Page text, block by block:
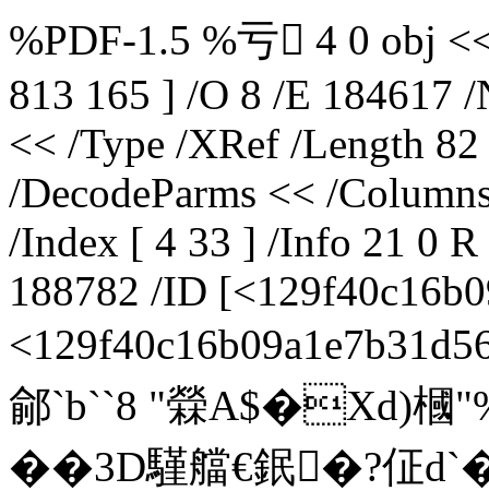
%PDF-1.5 %亏 4 0 obj
813 165 ] /O 8 /E 184617
<< /Type /XRef /Length
/DecodeParms << /
/Index [ 4 33 ] /Info 21 0 R
188782 /ID
鄃`b``8 "檾A$�Xd)槶
��3D騹艡€鈱�?佂